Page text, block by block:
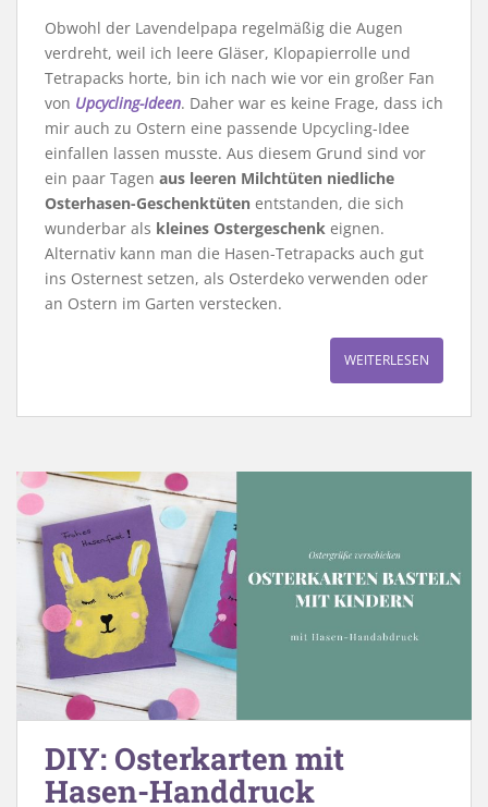
Obwohl der Lavendelpapa regelmäßig die Augen
verdreht, weil ich leere Gläser, Klopapierrolle und
Tetrapacks horte, bin ich nach wie vor ein großer Fan
von Upcycling-Ideen. Daher war es keine Frage, dass ich
mir auch zu Ostern eine passende Upcycling-Idee
einfallen lassen musste. Aus diesem Grund sind vor
ein paar Tagen aus leeren Milchtüten niedliche
Osterhasen-Geschenktüten entstanden, die sich
wunderbar als kleines Ostergeschenk eignen.
Alternativ kann man die Hasen-Tetrapacks auch gut
ins Osternest setzen, als Osterdeko verwenden oder
an Ostern im Garten verstecken.
WEITERLESEN
DIY: Osterkarten mit
Hasen-Handdruck